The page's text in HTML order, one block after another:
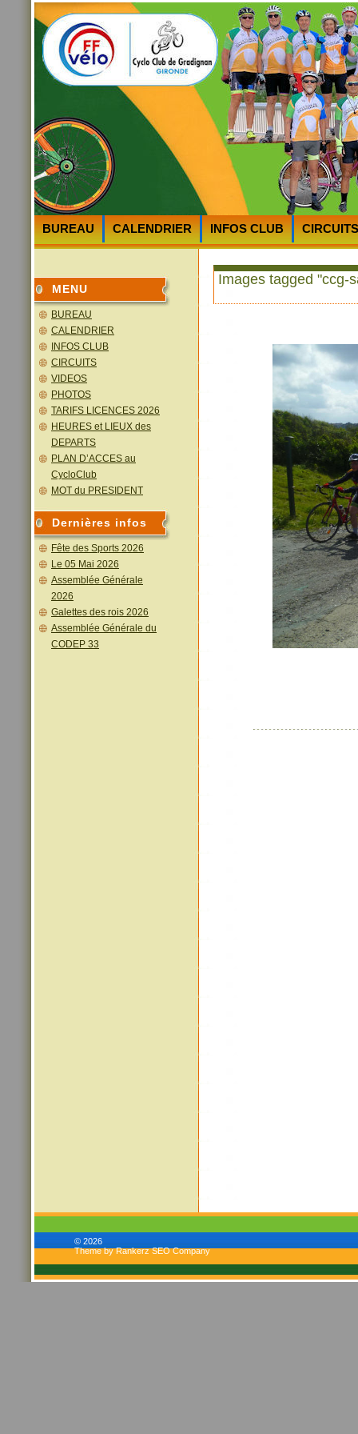
BUREAU CALENDRIER INFOS CLUB
CIRCUITS
MENU
BUREAU
CALENDRIER
INFOS CLUB
CIRCUITS
VIDEOS
PHOTOS
TARIFS LICENCES 2026
HEURES et LIEUX des
DEPARTS
PLAN D’ACCES au
CycloClub
MOT du PRESIDENT
Dernières infos
Fête des Sports 2026
Le 05 Mai 2026
Assemblée Générale
2026
Galettes des rois 2026
Assemblée Générale du
CODEP 33
Images tagged "ccg-
© 2026
Theme by Rankerz SEO Company